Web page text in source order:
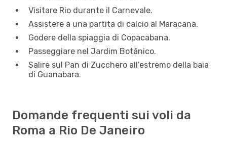
Visitare Rio durante il Carnevale.
Assistere a una partita di calcio al Maracana.
Godere della spiaggia di Copacabana.
Passeggiare nel Jardim Botânico.
Salire sul Pan di Zucchero all’estremo della baia
di Guanabara.
Domande frequenti sui voli da
Roma a Rio De Janeiro